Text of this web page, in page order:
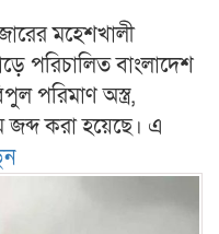
মহেশখালী
পরিচালিত বাংলাদেশ
পরিমাণ অস্ত্র,
জব্দ করা হয়েছে। এ